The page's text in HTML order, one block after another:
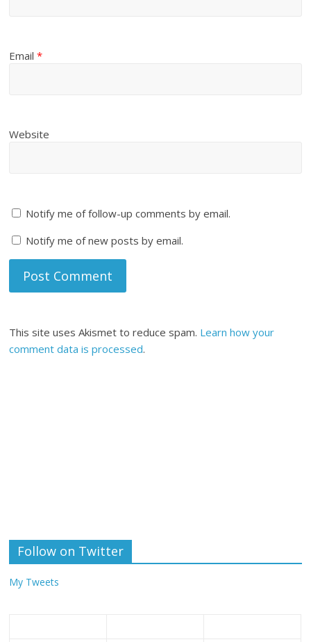
Email*
Website
Notify me of follow-up comments by email.
Notify me of new posts by email.
This site uses Akismet to reduce spam. Learn how your
comment data is processed.
Follow on Twitter
My Tweets